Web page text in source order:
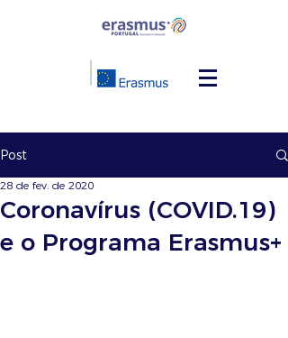
Post
Coronavírus (COVID.19)
e o Programa Erasmus+
28 de fev. de 2020